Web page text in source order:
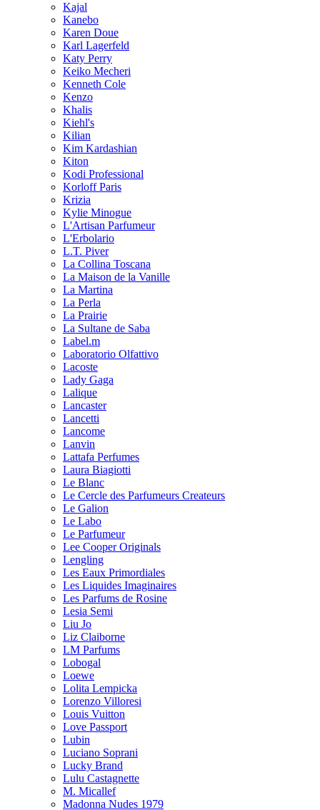
Kajal
Kanebo
Karen Doue
Karl Lagerfeld
Katy Perry
Keiko Mecheri
Kenneth Cole
Kenzo
Khalis
Kiehl's
Kilian
Kim Kardashian
Kiton
Kodi Professional
Korloff Paris
Krizia
Kylie Minogue
L'Artisan Parfumeur
L'Erbolario
L.T. Piver
La Collina Toscana
La Maison de la Vanille
La Martina
La Perla
La Prairie
La Sultane de Saba
Label.m
Laboratorio Olfattivo
Lacoste
Lady Gaga
Lalique
Lancaster
Lancetti
Lancome
Lanvin
Lattafa Perfumes
Laura Biagiotti
Le Blanc
Le Cercle des Parfumeurs Createurs
Le Galion
Le Labo
Le Parfumeur
Lee Cooper Originals
Lengling
Les Eaux Primordiales
Les Liquides Imaginaires
Les Parfums de Rosine
Lesia Semi
Liu Jo
Liz Claiborne
LM Parfums
Lobogal
Loewe
Lolita Lempicka
Lorenzo Villoresi
Louis Vuitton
Love Passport
Lubin
Luciano Soprani
Lucky Brand
Lulu Castagnette
M. Micallef
Madonna Nudes 1979